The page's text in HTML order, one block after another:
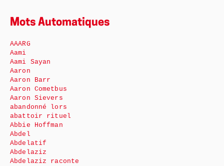
Mots Automatiques
AAARG
Aami
Aami Sayan
Aaron
Aaron Barr
Aaron Cometbus
Aaron Sievers
abandonné lors
abattoir rituel
Abbie Hoffman
Abdel
Abdelatif
Abdelaziz
Abdelaziz raconte